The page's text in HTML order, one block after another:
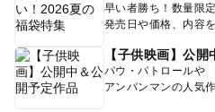
早い者勝ち！数量限
発売日や価格、内容
【子供映画】公
パウ・パトロールや
アンパンマンの人気作